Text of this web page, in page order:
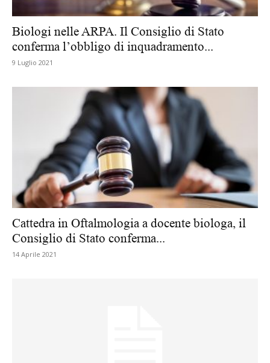
Biologi nelle ARPA. Il Consiglio di Stato
conferma l’obbligo di inquadramento...
9 Luglio 2021
Cattedra in Oftalmologia a docente biologa, il
Consiglio di Stato conferma...
14 Aprile 2021